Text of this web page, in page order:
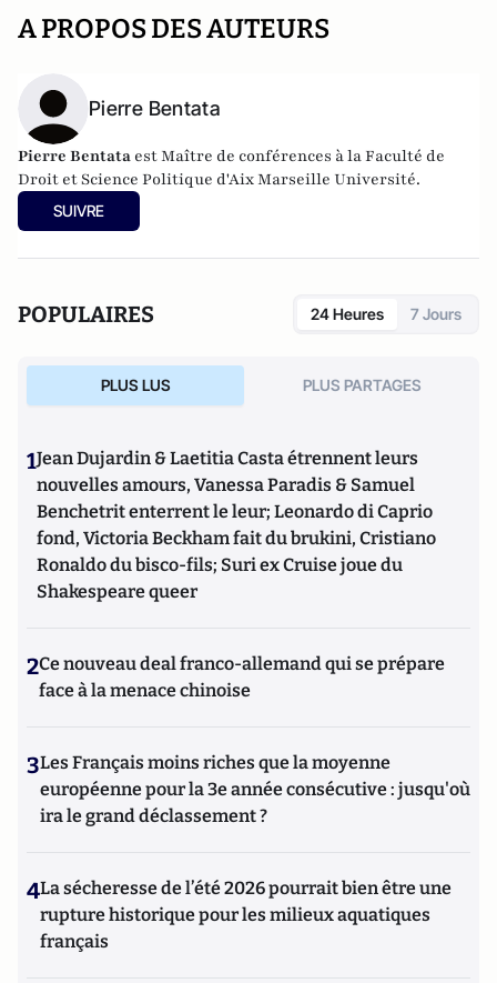
A PROPOS DES AUTEURS
Pierre Bentata
Pierre Bentata est Maître de conférences à la Faculté de
Droit et Science Politique d'Aix Marseille Université.
SUIVRE
POPULAIRES 24 Heures 7 Jours
PLUS LUS PLUS PARTAGES
1Jean Dujardin & Laetitia Casta étrennent leurs
nouvelles amours, Vanessa Paradis & Samuel
Benchetrit enterrent le leur; Leonardo di Caprio
fond, Victoria Beckham fait du brukini, Cristiano
Ronaldo du bisco-fils; Suri ex Cruise joue du
Shakespeare queer
2Ce nouveau deal franco-allemand qui se prépare
face à la menace chinoise
3Les Français moins riches que la moyenne
européenne pour la 3e année consécutive : jusqu'où
ira le grand déclassement ?
4La sécheresse de l’été 2026 pourrait bien être une
rupture historique pour les milieux aquatiques
français